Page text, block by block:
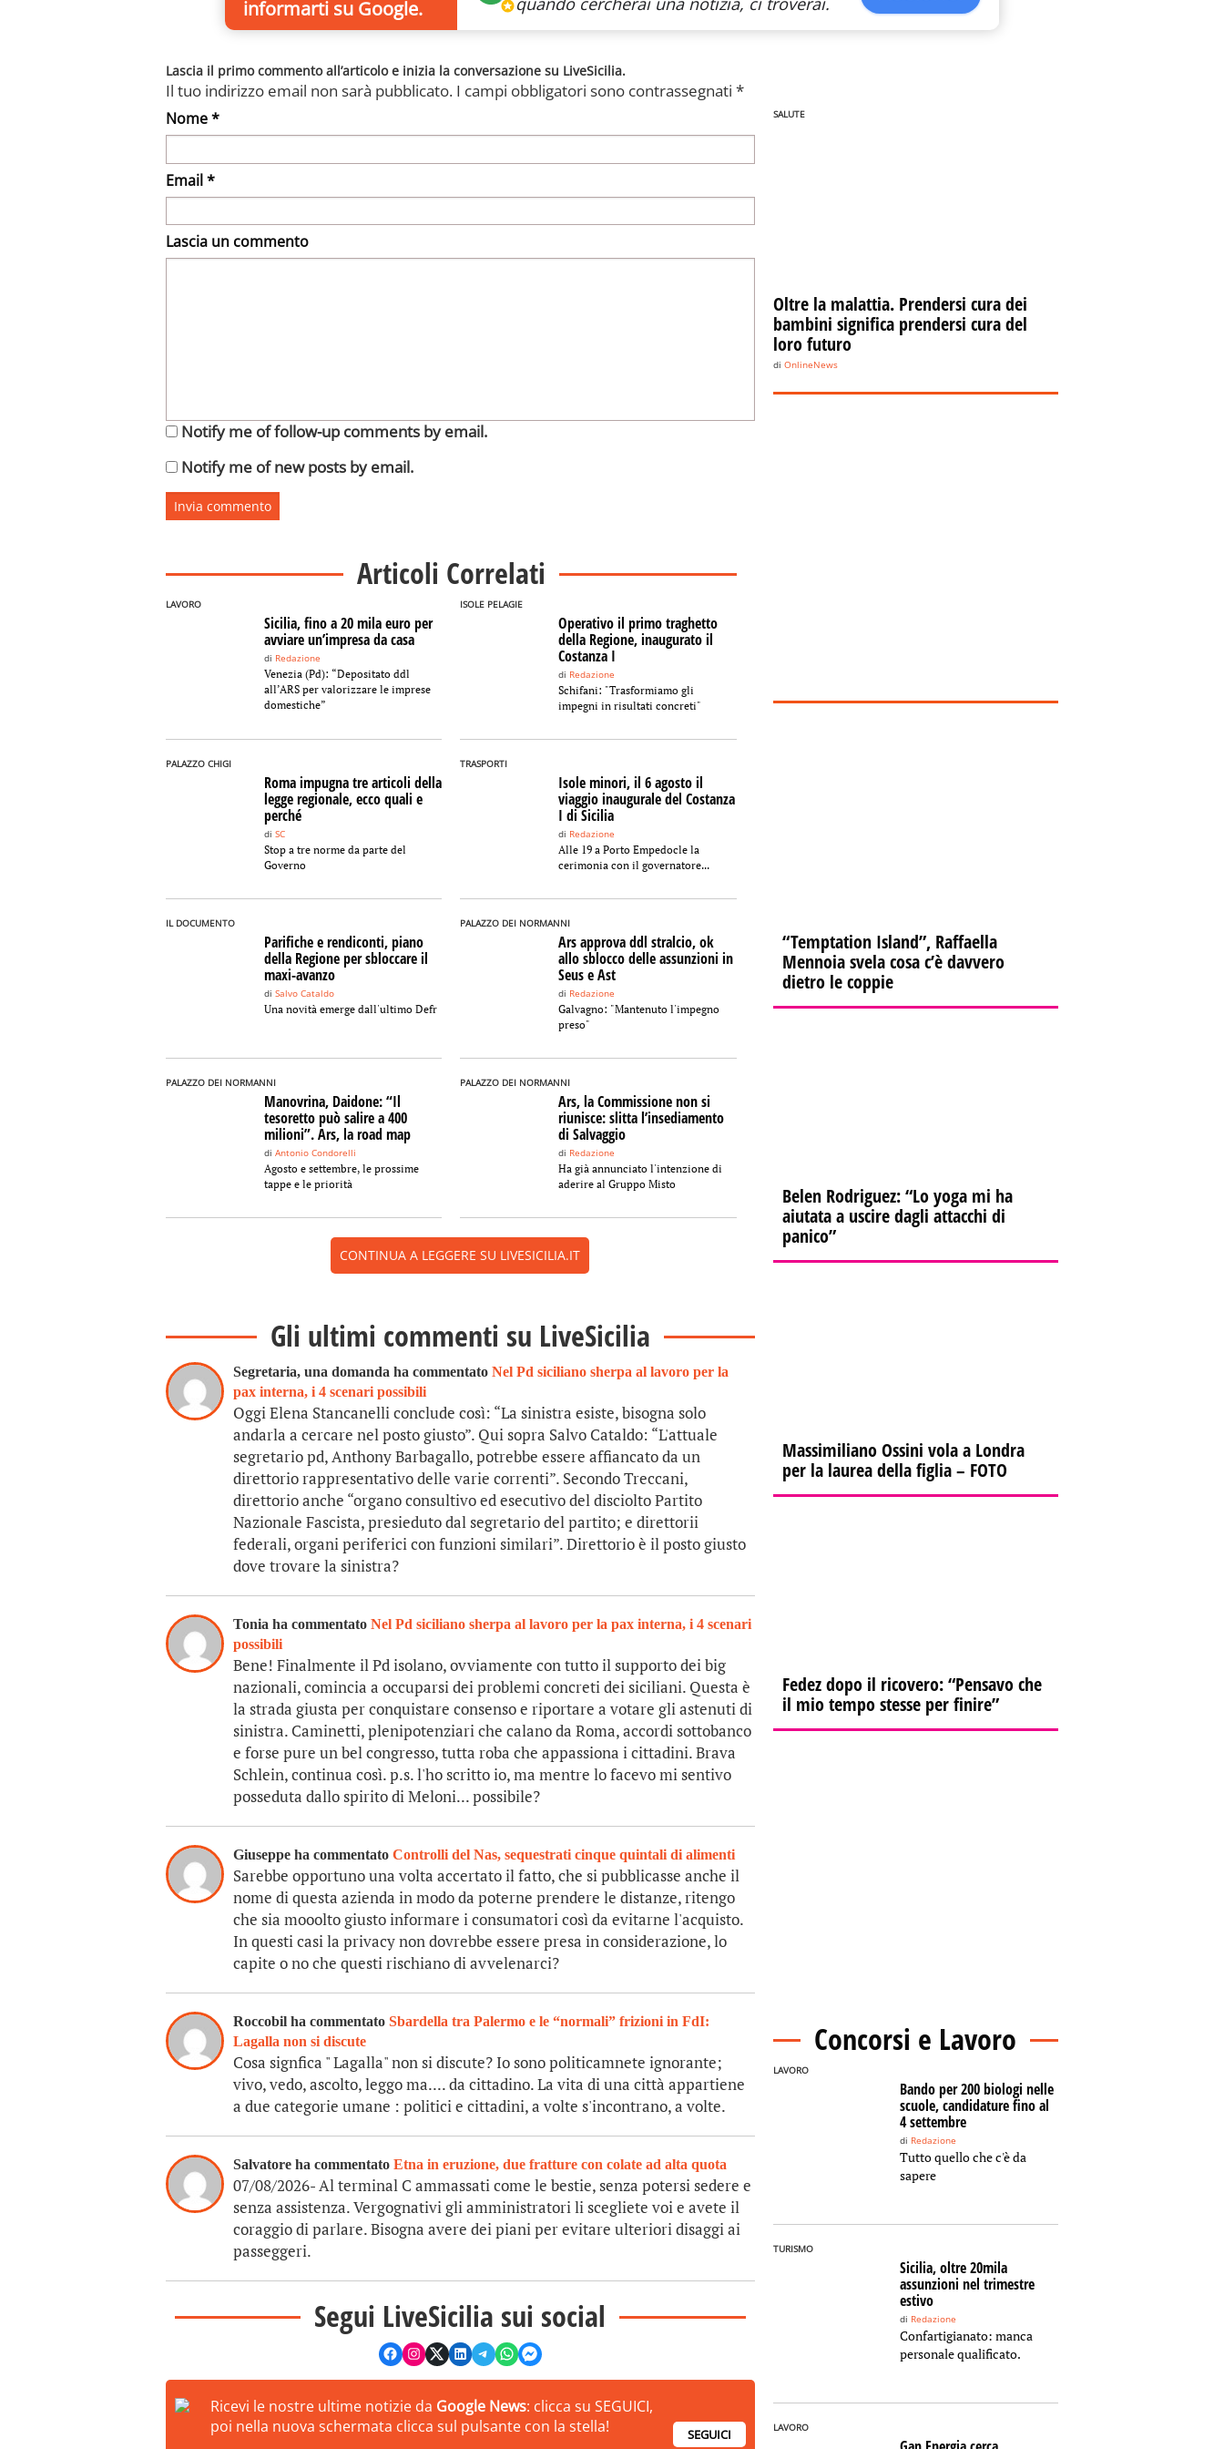
informarti su Google.
Lascia il primo commento all’articolo e inizia la conversazione su LiveSicilia.
Il tuo indirizzo email non sarà pubblicato. I campi obbligatori sono contrassegnati *
Nome *
Email *
Lascia un commento
Notify me of follow-up comments by email.
Notify me of new posts by email.
Articoli Correlati
LAVORO
Sicilia, fino a 20 mila euro per
avviare un’impresa da casa
di Redazione
Venezia (Pd): “Depositato ddl
all’ARS per valorizzare le imprese
domestiche”
ISOLE PELAGIE
Operativo il primo traghetto
della Regione, inaugurato il
Costanza I
di Redazione
Schifani: "Trasformiamo gli
impegni in risultati concreti"
PALAZZO CHIGI
Roma impugna tre articoli della
legge regionale, ecco quali e
perché
di SC
Stop a tre norme da parte del
Governo
TRASPORTI
Isole minori, il 6 agosto il
viaggio inaugurale del Costanza
I di Sicilia
di Redazione
Alle 19 a Porto Empedocle la
cerimonia con il governatore...
IL DOCUMENTO
Parifiche e rendiconti, piano
della Regione per sbloccare il
maxi-avanzo
di Salvo Cataldo
Una novità emerge dall'ultimo Defr
PALAZZO DEI NORMANNI
Ars approva ddl stralcio, ok
allo sblocco delle assunzioni in
Seus e Ast
di Redazione
Galvagno: "Mantenuto l'impegno
preso"
PALAZZO DEI NORMANNI
Manovrina, Daidone: “Il
tesoretto può salire a 400
milioni”. Ars, la road map
di Antonio Condorelli
Agosto e settembre, le prossime
tappe e le priorità
PALAZZO DEI NORMANNI
Ars, la Commissione non si
riunisce: slitta l’insediamento
di Salvaggio
di Redazione
Ha già annunciato l'intenzione di
aderire al Gruppo Misto
CONTINUA A LEGGERE SU LIVESICILIA.IT
Gli ultimi commenti su LiveSicilia
Segretaria, una domanda ha commentato Nel Pd siciliano sherpa al lavoro per la
pax interna, i 4 scenari possibili
Oggi Elena Stancanelli conclude così: “La sinistra esiste, bisogna solo
andarla a cercare nel posto giusto”. Qui sopra Salvo Cataldo: “L'attuale
segretario pd, Anthony Barbagallo, potrebbe essere affiancato da un
direttorio rappresentativo delle varie correnti”. Secondo Treccani,
direttorio anche “organo consultivo ed esecutivo del disciolto Partito
Nazionale Fascista, presieduto dal segretario del partito; e direttorii
federali, organi periferici con funzioni similari”. Direttorio è il posto giusto
dove trovare la sinistra?
Tonia ha commentato Nel Pd siciliano sherpa al lavoro per la pax interna, i 4 scenari
possibili
Bene! Finalmente il Pd isolano, ovviamente con tutto il supporto dei big
nazionali, comincia a occuparsi dei problemi concreti dei siciliani. Questa è
la strada giusta per conquistare consenso e riportare a votare gli astenuti di
sinistra. Caminetti, plenipotenziari che calano da Roma, accordi sottobanco
e forse pure un bel congresso, tutta roba che appassiona i cittadini. Brava
Schlein, continua così. p.s. l'ho scritto io, ma mentre lo facevo mi sentivo
posseduta dallo spirito di Meloni... possibile?
Giuseppe ha commentato Controlli del Nas, sequestrati cinque quintali di alimenti
Sarebbe opportuno una volta accertato il fatto, che si pubblicasse anche il
nome di questa azienda in modo da poterne prendere le distanze, ritengo
che sia mooolto giusto informare i consumatori così da evitarne l'acquisto.
In questi casi la privacy non dovrebbe essere presa in considerazione, lo
capite o no che questi rischiano di avvelenarci?
Roccobil ha commentato Sbardella tra Palermo e le “normali” frizioni in FdI:
Lagalla non si discute
Cosa signfica " Lagalla" non si discute? Io sono politicamnete ignorante;
vivo, vedo, ascolto, leggo ma.... da cittadino. La vita di una città appartiene
a due categorie umane : politici e cittadini, a volte s'incontrano, a volte.
Salvatore ha commentato Etna in eruzione, due fratture con colate ad alta quota
07/08/2026- Al terminal C ammassati come le bestie, senza potersi sedere e
senza assistenza. Vergognativi gli amministratori li scegliete voi e avete il
coraggio di parlare. Bisogna avere dei piani per evitare ulteriori disaggi ai
passeggeri.
Segui LiveSicilia sui social
Ricevi le nostre ultime notizie da Google News: clicca su SEGUICI,
poi nella nuova schermata clicca sul pulsante con la stella!
SEGUICI
SALUTE
Oltre la malattia. Prendersi cura dei
bambini significa prendersi cura del
loro futuro
di OnlineNews
“Temptation Island”, Raffaella
Mennoia svela cosa c’è davvero
dietro le coppie
Belen Rodriguez: “Lo yoga mi ha
aiutata a uscire dagli attacchi di
panico”
Massimiliano Ossini vola a Londra
per la laurea della figlia – FOTO
Fedez dopo il ricovero: “Pensavo che
il mio tempo stesse per finire”
Concorsi e Lavoro
LAVORO
Bando per 200 biologi nelle
scuole, candidature fino al
4 settembre
di Redazione
Tutto quello che c'è da
sapere
TURISMO
Sicilia, oltre 20mila
assunzioni nel trimestre
estivo
di Redazione
Confartigianato: manca
personale qualificato.
LAVORO